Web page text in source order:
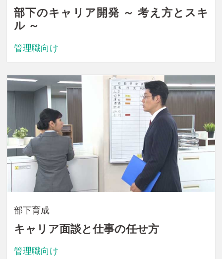
部下のキャリア開発 ～ 考え方とスキ
ル ～
管理職向け
部下育成
キャリア面談と仕事の任せ方
管理職向け